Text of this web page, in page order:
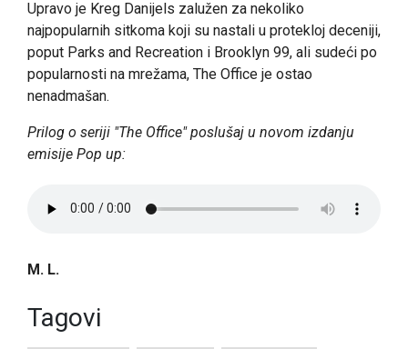
Upravo je Kreg Danijels zalužen za nekoliko
najpopularnih sitkoma koji su nastali u protekloj deceniji,
poput Parks and Recreation i Brooklyn 99, ali sudeći po
popularnosti na mrežama, The Office je ostao
nenadmašan.
Prilog o seriji "The Office" poslušaj u novom izdanju
emisije Pop up:
M. L.
Tagovi